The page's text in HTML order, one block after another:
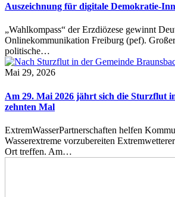
Auszeichnung für digitale Demokratie-
„Wahlkompass“ der Erzdiözese gewinnt
Onlinekommunikation Freiburg (pef).
politische…
Mai 29, 2026
Am 29. Mai 2026 jährt sich die Sturzflut
zehnten Mal
ExtremWasserPartnerschaften helfen
Wasserextreme vorzubereiten
Ort treffen. Am…